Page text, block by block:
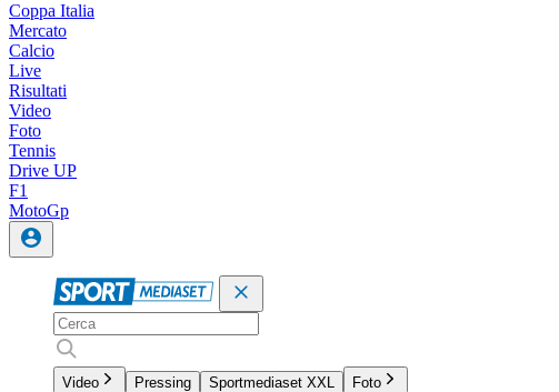
Coppa Italia
Mercato
Calcio
Live
Risultati
Video
Foto
Tennis
Drive UP
F1
MotoGp
Video Pressing Sportmediaset XXL
Foto